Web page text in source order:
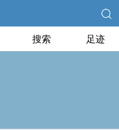
搜索 足迹